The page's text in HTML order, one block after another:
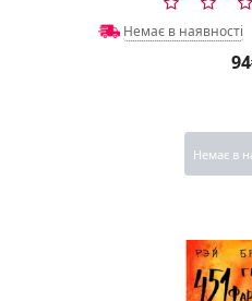
Немає в наявності
Немає в